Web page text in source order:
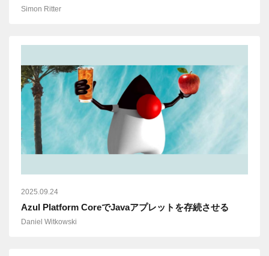
Simon Ritter
2025.09.24
Azul Platform CoreでJavaアプレットを存続させる
Daniel Witkowski